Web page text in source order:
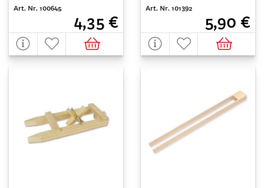
Art. Nr. 100645
4,35 €
Art. Nr. 101392
5,90 €